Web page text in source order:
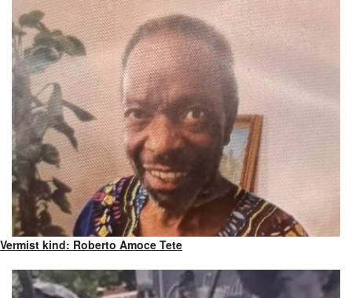
Vermist kind: Roberto Amoce Tete